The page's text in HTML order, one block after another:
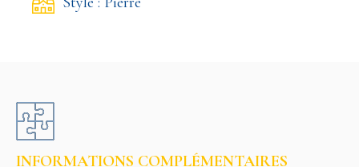
INFORMATIONS COMPLÉMENTAIRES